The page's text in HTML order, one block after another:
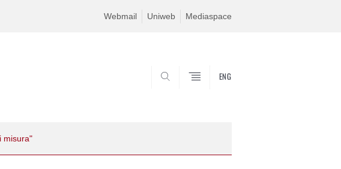
Webmail Uniweb Mediaspace
ENG
misura"